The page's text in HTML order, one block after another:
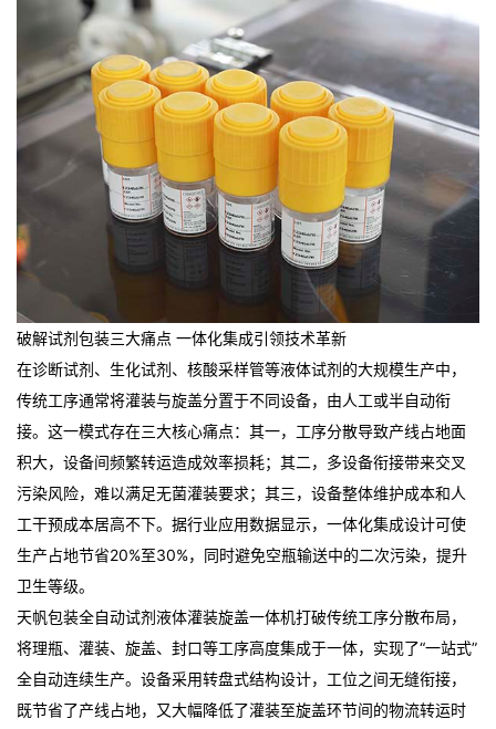
破解试剂包装三大痛点 一体化集成引领技术革新
在诊断试剂、生化试剂、核酸采样管等液体试剂的大规模生产中，
传统工序通常将灌装与旋盖分置于不同设备，由人工或半自动衔
接。这一模式存在三大核心痛点：其一，工序分散导致产线占地面
积大，设备间频繁转运造成效率损耗；其二，多设备衔接带来交叉
污染风险，难以满足无菌灌装要求；其三，设备整体维护成本和人
工干预成本居高不下。据行业应用数据显示，一体化集成设计可使
生产占地节省20%至30%，同时避免空瓶输送中的二次污染，提升
卫生等级。
天帆包装全自动试剂液体灌装旋盖一体机打破传统工序分散布局，
将理瓶、灌装、旋盖、封口等工序高度集成于一体，实现了“一站式”
全自动连续生产。设备采用转盘式结构设计，工位之间无缝衔接，
既节省了产线占地，又大幅降低了灌装至旋盖环节间的物流转运时